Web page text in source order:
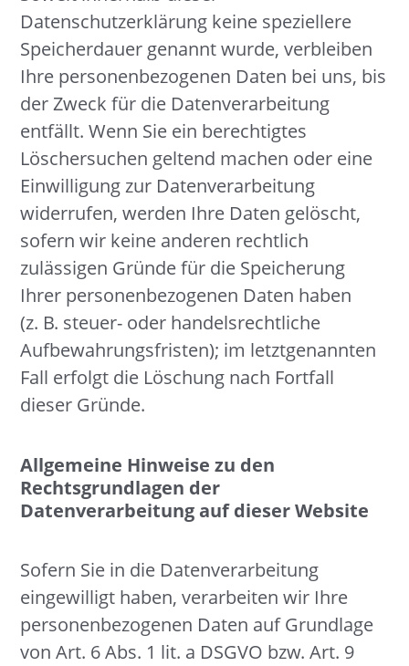
Datenschutzerklärung keine speziellere
Speicherdauer genannt wurde, verbleiben
Ihre personenbezogenen Daten bei uns, bis
der Zweck für die Datenverarbeitung
entfällt. Wenn Sie ein berechtigtes
Löschersuchen geltend machen oder eine
Einwilligung zur Datenverarbeitung
widerrufen, werden Ihre Daten gelöscht,
sofern wir keine anderen rechtlich
zulässigen Gründe für die Speicherung
Ihrer personenbezogenen Daten haben
(z. B. steuer- oder handelsrechtliche
Aufbewahrungsfristen); im letztgenannten
Fall erfolgt die Löschung nach Fortfall
dieser Gründe.
Allgemeine Hinweise zu den
Rechtsgrundlagen der
Datenverarbeitung auf dieser Website
Sofern Sie in die Datenverarbeitung
eingewilligt haben, verarbeiten wir Ihre
personenbezogenen Daten auf Grundlage
von Art. 6 Abs. 1 lit. a DSGVO bzw. Art. 9